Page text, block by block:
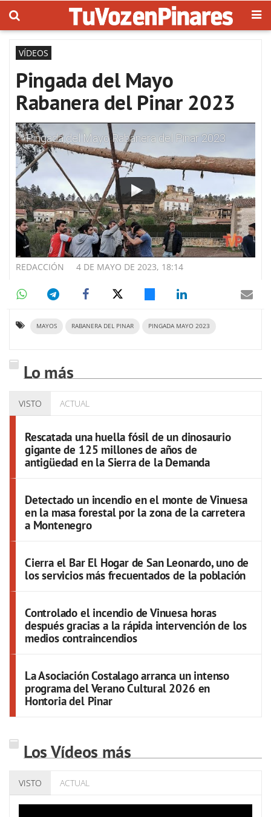
VÍDEOS
Pingada del Mayo
Rabanera del Pinar 2023
Pingada del Mayo Rabanera del Pinar 2023
4 DE MAYO DE 2023, 18:14
REDACCIÓN
MAYOS RABANERA DEL PINAR PINGADA MAYO 2023
Lo más
VISTO ACTUAL
Rescatada una huella fósil de un dinosaurio
gigante de 125 millones de años de
antigüedad en la Sierra de la Demanda
Detectado un incendio en el monte de Vinuesa
en la masa forestal por la zona de la carretera
a Montenegro
Cierra el Bar El Hogar de San Leonardo, uno de
los servicios más frecuentados de la población
Controlado el incendio de Vinuesa horas
después gracias a la rápida intervención de los
medios contraincendios
La Asociación Costalago arranca un intenso
programa del Verano Cultural 2026 en
Hontoria del Pinar
Los Vídeos más
VISTO ACTUAL